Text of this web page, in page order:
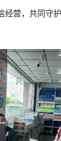
经营，共同守